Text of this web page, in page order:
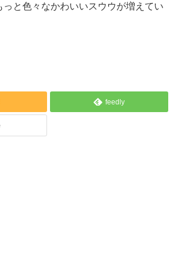
っと色々なかわいいスウウが増えてい
feedly